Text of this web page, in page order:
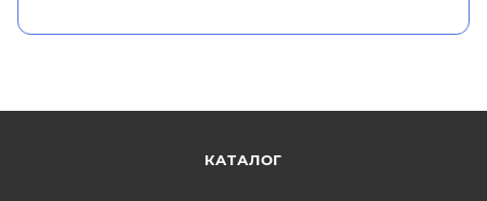
КАТАЛОГ